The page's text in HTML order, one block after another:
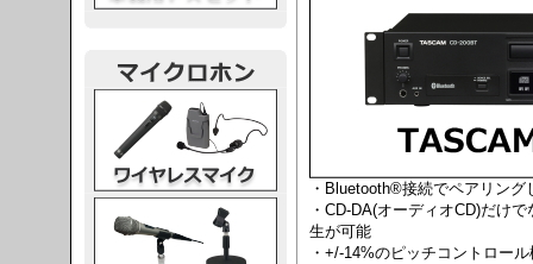
・Bluetooth®接続でペアリン
・CD-DA(オーディオCD)だけ
生が可能
・+/-14%のピッチコントロー